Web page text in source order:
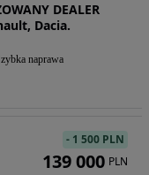
DEALER
Dacia.
naprawa
- 1 500 PLN
139 000 PLN